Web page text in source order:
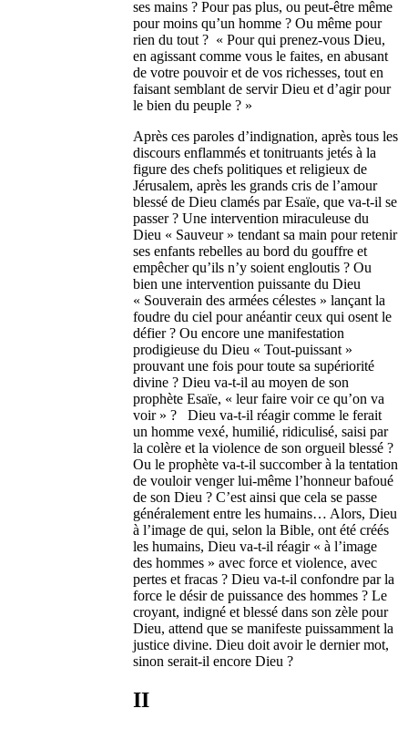
ses mains ? Pour pas plus, ou peut-être même
pour moins qu’un homme ? Ou même pour
rien du tout ? « Pour qui prenez-vous Dieu,
en agissant comme vous le faites, en abusant
de votre pouvoir et de vos richesses, tout en
faisant semblant de servir Dieu et d’agir pour
le bien du peuple ? »
Après ces paroles d’indignation, après tous les
discours enflammés et tonitruants jetés à la
figure des chefs politiques et religieux de
Jérusalem, après les grands cris de l’amour
blessé de Dieu clamés par Esaïe, que va-t-il se
passer ? Une intervention miraculeuse du
Dieu « Sauveur » tendant sa main pour retenir
ses enfants rebelles au bord du gouffre et
empêcher qu’ils n’y soient engloutis ? Ou
bien une intervention puissante du Dieu
« Souverain des armées célestes » lançant la
foudre du ciel pour anéantir ceux qui osent le
défier ? Ou encore une manifestation
prodigieuse du Dieu « Tout-puissant »
prouvant une fois pour toute sa supériorité
divine ? Dieu va-t-il au moyen de son
prophète Esaïe, « leur faire voir ce qu’on va
voir » ? Dieu va-t-il réagir comme le ferait
un homme vexé, humilié, ridiculisé, saisi par
la colère et la violence de son orgueil blessé ?
Ou le prophète va-t-il succomber à la tentation
de vouloir venger lui-même l’honneur bafoué
de son Dieu ? C’est ainsi que cela se passe
généralement entre les humains… Alors, Dieu
à l’image de qui, selon la Bible, ont été créés
les humains, Dieu va-t-il réagir « à l’image
des hommes » avec force et violence, avec
pertes et fracas ? Dieu va-t-il confondre par la
force le désir de puissance des hommes ? Le
croyant, indigné et blessé dans son zèle pour
Dieu, attend que se manifeste puissamment la
justice divine. Dieu doit avoir le dernier mot,
sinon serait-il encore Dieu ?
II